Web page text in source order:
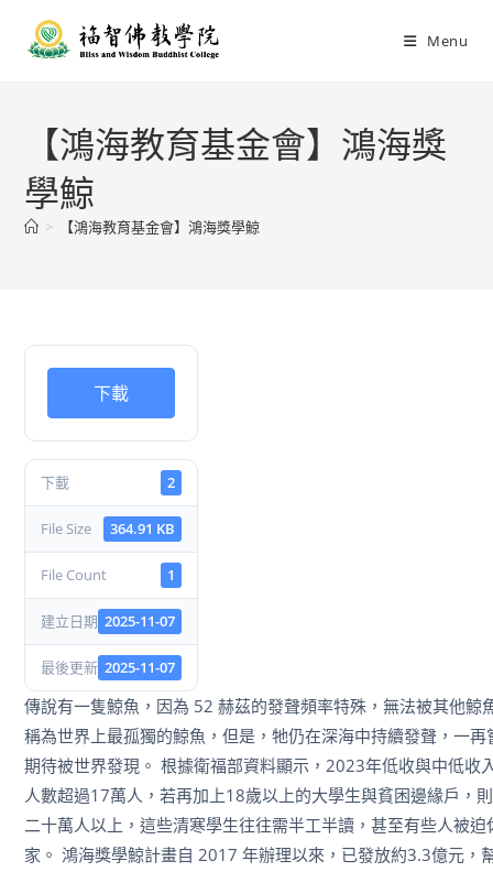
Menu
【鴻海教育基金會】鴻海獎
學鯨
> 【鴻海教育基金會】鴻海獎學鯨
下載
下載 2
File Size 364.91 KB
File Count 1
建立日期 2025-11-07
最後更新 2025-11-07
傳說有一隻鯨魚，因為 52 赫茲的發聲頻率特殊，無法被其他鯨
稱為世界上最孤獨的鯨魚，但是，牠仍在深海中持續發聲，一
期待被世界發現。 根據衛福部資料顯示，2023年低收與中低收
人數超過17萬人，若再加上18歲以上的大學生與貧困邊緣戶，
二十萬人以上，這些清寒學生往往需半工半讀，甚至有些人被迫
家。 鴻海獎學鯨計畫自 2017 年辦理以來，已發放約3.3億元，